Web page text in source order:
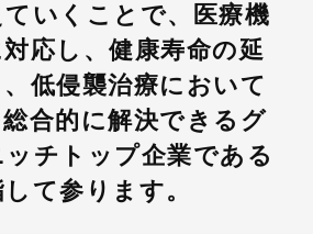
医療機器・医療部材・産業部材
いくことで、医療機
応し、健康寿命の延
低侵襲治療において
合的に解決できるグ
ッチトップ企業である
て参ります。